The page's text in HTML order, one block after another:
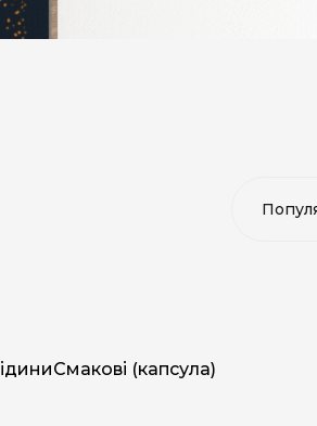
Смакові (капсула)